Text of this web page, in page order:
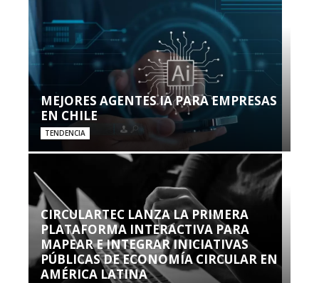
MEJORES AGENTES IA PARA EMPRESAS
EN CHILE
TENDENCIA
CIRCULARTEC LANZA LA PRIMERA
PLATAFORMA INTERACTIVA PARA
MAPEAR E INTEGRAR INICIATIVAS
PÚBLICAS DE ECONOMÍA CIRCULAR EN
AMÉRICA LATINA